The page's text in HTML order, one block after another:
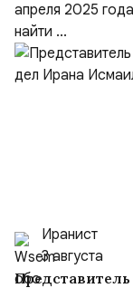
апреля 2025
найти ...
Иранист
3 августа